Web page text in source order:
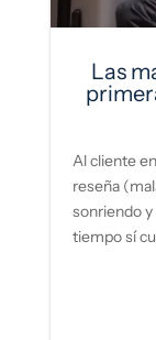
Las
Al cliente
reseña
sonriendo y
tiempo sí